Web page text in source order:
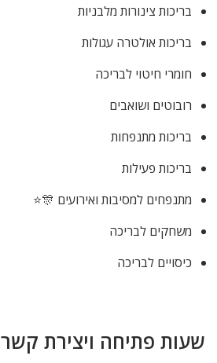
בריכות צינורות מלבניות
בריכות אולטרה עגולות
חומרי חיטוי לבריכה
רובוטים ושואבים
בריכות מתנפחות
בריכות פעילות
מתנפחים למסיבות ואירועים 🎊⭐
משחקים לבריכה
כיסויים לבריכה
שעות פתיחה ויצירת קשר